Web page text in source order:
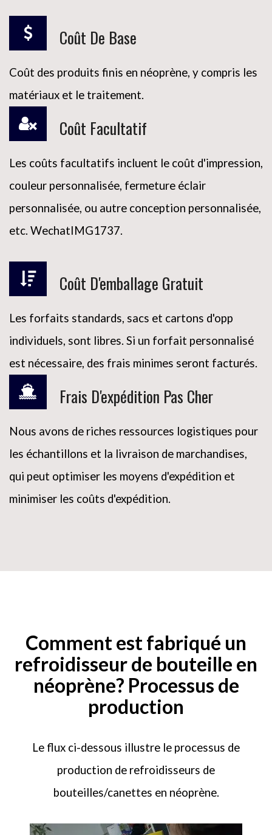
votre nom (obligatoire)
Votre message
Coût De Base
Coût des produits finis en néoprène, y compris les
matériaux et le traitement.
Coût Facultatif
Les coûts facultatifs incluent le coût d'impression,
couleur personnalisée, fermeture éclair
personnalisée, ou autre conception personnalisée,
etc. WechatIMG1737.
Coût D'emballage Gratuit
Les forfaits standards, sacs et cartons d'opp
individuels, sont libres. Si un forfait personnalisé
est nécessaire, des frais minimes seront facturés.
Frais D'expédition Pas Cher
Nous avons de riches ressources logistiques pour
les échantillons et la livraison de marchandises,
qui peut optimiser les moyens d'expédition et
minimiser les coûts d'expédition.
Comment est fabriqué un
refroidisseur de bouteille en
néoprène? Processus de
production
Le flux ci-dessous illustre le processus de
production de refroidisseurs de
bouteilles/canettes en néoprène.